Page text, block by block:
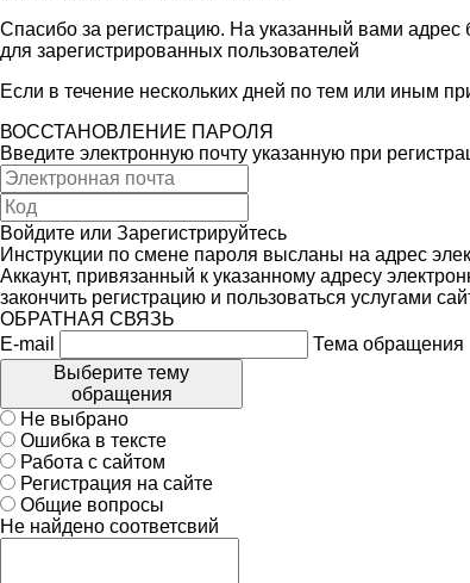
Спасибо за регистрацию. На указанный вами адрес
для зарегистрированных пользователей
Если в течение нескольких дней по тем или иным
ВОССТАНОВЛЕНИЕ ПАРОЛЯ
Введите электронную почту указанную при
Войдите или Зарегистрируйтесь
Инструкции по смене пароля высланы на адрес
Аккаунт, привязанный к указанному адресу
закончить регистрацию и пользоваться услугами
ОБРАТНАЯ СВЯЗЬ
E-mail
Тема обращения
Выберите тему
обращения
Не выбрано
Ошибка в тексте
Работа с сайтом
Регистрация на сайте
Общие вопросы
Не найдено соответсвий